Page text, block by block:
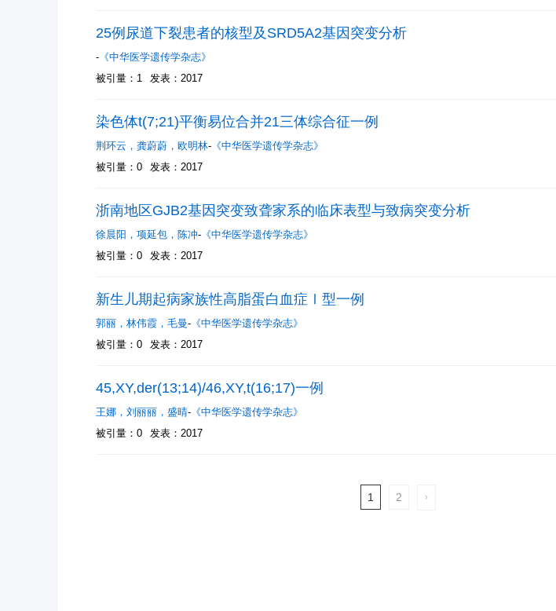
25例尿道下裂患者的核型及SRD5A2基因突变分析
- 《中华医学遗传学杂志》
被引量：1
发表：2017
染色体t(7;21)平衡易位合并21三体综合征一例
荆环云 ， 龚蔚蔚 ， 欧明林- 《中华医学遗传学杂志》
被引量：0
发表：2017
浙南地区GJB2基因突变致聋家系的临床表型与致病突变分析
徐晨阳 ， 项延包 ， 陈冲- 《中华医学遗传学杂志》
被引量：0
发表：2017
新生儿期起病家族性高脂蛋白血症Ⅰ型一例
郭丽 ， 林伟霞 ， 毛曼- 《中华医学遗传学杂志》
被引量：0
发表：2017
45,XY,der(13;14)/46,XY,t(16;17)一例
王娜 ， 刘丽丽 ， 盛晴- 《中华医学遗传学杂志》
被引量：0
发表：2017
1 2 